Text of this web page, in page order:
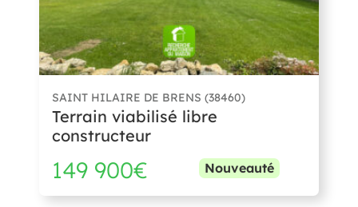
SAINT HILAIRE DE BRENS (38460)
Terrain viabilisé libre
constructeur
149 900€ Nouveauté